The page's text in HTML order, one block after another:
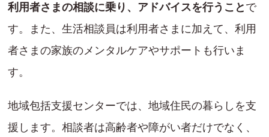
利用者さまの相談に乗り、アドバイスを行うこと で
す。また、生活相談員は利用者さまに加えて、利用
者さまの家族のメンタルケアやサポートも行いま
す。
地域包括支援センターでは、地域住民の暮らしを支
援します。相談者は高齢者や障がい者だけでなく、